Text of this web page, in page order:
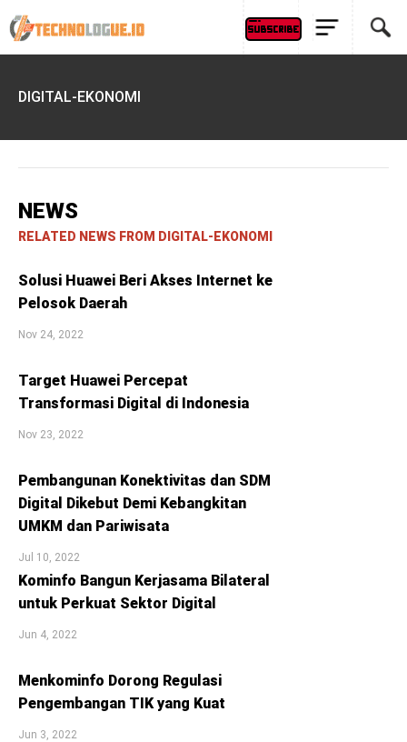
DIGITAL-EKONOMI
NEWS
RELATED NEWS FROM DIGITAL-EKONOMI
Solusi Huawei Beri Akses Internet ke
Pelosok Daerah
Nov 24, 2022
Target Huawei Percepat
Transformasi Digital di Indonesia
Nov 23, 2022
Pembangunan Konektivitas dan SDM
Digital Dikebut Demi Kebangkitan
UMKM dan Pariwisata
Jul 10, 2022
Kominfo Bangun Kerjasama Bilateral
untuk Perkuat Sektor Digital
Jun 4, 2022
Menkominfo Dorong Regulasi
Pengembangan TIK yang Kuat
Jun 3, 2022